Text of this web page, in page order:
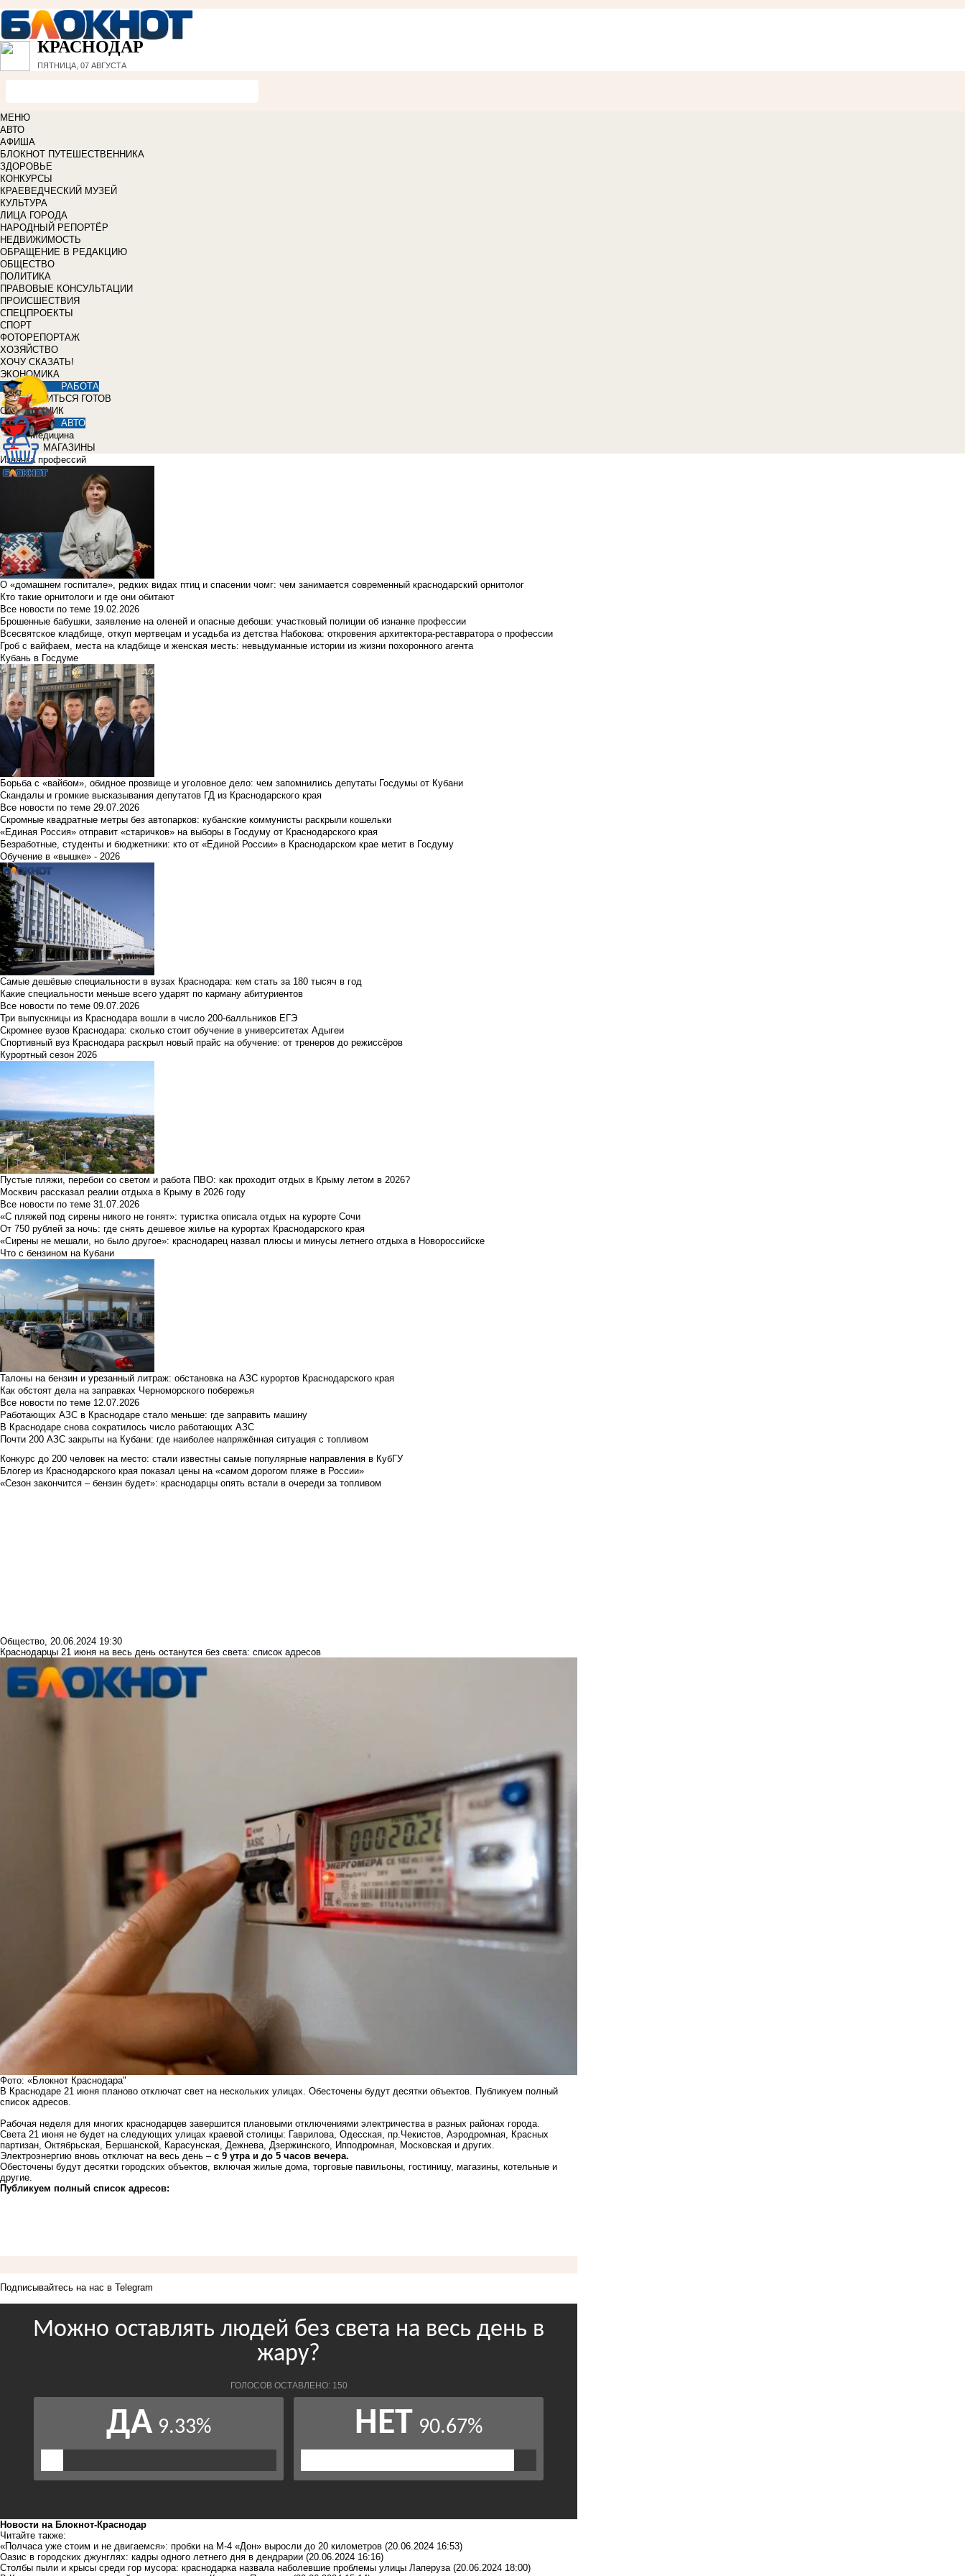
КРАСНОДАР
ПЯТНИЦА, 07 АВГУСТА
МЕНЮ
АВТО
АФИША
БЛОКНОТ ПУТЕШЕСТВЕННИКА
ЗДОРОВЬЕ
КОНКУРСЫ
КРАЕВЕДЧЕСКИЙ МУЗЕЙ
КУЛЬТУРА
ЛИЦА ГОРОДА
НАРОДНЫЙ РЕПОРТЁР
НЕДВИЖИМОСТЬ
ОБРАЩЕНИЕ В РЕДАКЦИЮ
ОБЩЕСТВО
ПОЛИТИКА
ПРАВОВЫЕ КОНСУЛЬТАЦИИ
ПРОИСШЕСТВИЯ
СПЕЦПРОЕКТЫ
СПОРТ
ФОТОРЕПОРТАЖ
ХОЗЯЙСТВО
ХОЧУ СКАЗАТЬ!
ЭКОНОМИКА
РАБОТА
УЧИТЬСЯ ГОТОВ
СПРАВОЧНИК
АВТО
Медицина
МАГАЗИНЫ
Изнанка профессий
О «домашнем госпитале», редких видах птиц и спасении чомг: чем занимается современный краснодарский орнитолог
Кто такие орнитологи и где они обитают
Все новости по теме 19.02.2026
Брошенные бабушки, заявление на оленей и опасные дебоши: участковый полиции об изнанке профессии
Всесвятское кладбище, откуп мертвецам и усадьба из детства Набокова: откровения архитектора-реставратора о профессии
Гроб с вайфаем, места на кладбище и женская месть: невыдуманные истории из жизни похоронного агента
Кубань в Госдуме
Борьба с «вайбом», обидное прозвище и уголовное дело: чем запомнились депутаты Госдумы от Кубани
Скандалы и громкие высказывания депутатов ГД из Краснодарского края
Все новости по теме 29.07.2026
Скромные квадратные метры без автопарков: кубанские коммунисты раскрыли кошельки
«Единая Россия» отправит «старичков» на выборы в Госдуму от Краснодарского края
Безработные, студенты и бюджетники: кто от «Единой России» в Краснодарском крае метит в Госдуму
Обучение в «вышке» - 2026
Самые дешёвые специальности в вузах Краснодара: кем стать за 180 тысяч в год
Какие специальности меньше всего ударят по карману абитуриентов
Все новости по теме 09.07.2026
Три выпускницы из Краснодара вошли в число 200-балльников ЕГЭ
Скромнее вузов Краснодара: сколько стоит обучение в университетах Адыгеи
Спортивный вуз Краснодара раскрыл новый прайс на обучение: от тренеров до режиссёров
Курортный сезон 2026
Пустые пляжи, перебои со светом и работа ПВО: как проходит отдых в Крыму летом в 2026?
Москвич рассказал реалии отдыха в Крыму в 2026 году
Все новости по теме 31.07.2026
«С пляжей под сирены никого не гонят»: туристка описала отдых на курорте Сочи
От 750 рублей за ночь: где снять дешевое жилье на курортах Краснодарского края
«Сирены не мешали, но было другое»: краснодарец назвал плюсы и минусы летнего отдыха в Новороссийске
Что с бензином на Кубани
Талоны на бензин и урезанный литраж: обстановка на АЗС курортов Краснодарского края
Как обстоят дела на заправках Черноморского побережья
Все новости по теме 12.07.2026
Работающих АЗС в Краснодаре стало меньше: где заправить машину
В Краснодаре снова сократилось число работающих АЗС
Почти 200 АЗС закрыты на Кубани: где наиболее напряжённая ситуация с топливом
Конкурс до 200 человек на место: стали известны самые популярные направления в КубГУ
Блогер из Краснодарского края показал цены на «самом дорогом пляже в России»
«Сезон закончится – бензин будет»: краснодарцы опять встали в очереди за топливом
Общество, 20.06.2024 19:30
Краснодарцы 21 июня на весь день останутся без света: список адресов
Фото: «Блокнот Краснодара"
В Краснодаре 21 июня планово отключат свет на нескольких улицах. Обесточены будут десятки объектов. Публикуем полный
список адресов.
Рабочая неделя для многих краснодарцев завершится плановыми отключениями электричества в разных районах города.
Света 21 июня не будет на следующих улицах краевой столицы: Гаврилова, Одесская, пр.Чекистов, Аэродромная, Красных
партизан, Октябрьская, Бершанской, Карасунская, Дежнева, Дзержинского, Ипподромная, Московская и других.
Электроэнергию вновь отключат на весь день – с 9 утра и до 5 часов вечера.
Обесточены будут десятки городских объектов, включая жилые дома, торговые павильоны, гостиницу, магазины, котельные и
другие.
Публикуем полный список адресов:
Подписывайтесь на нас в Telegram
Новости на Блoкнoт-Краснодар
Читайте также:
«Полчаса уже стоим и не двигаемся»: пробки на М-4 «Дон» выросли до 20 километров (20.06.2024 16:53)
Оазис в городских джунглях: кадры одного летнего дня в дендрарии (20.06.2024 16:16)
Столбы пыли и крысы среди гор мусора: краснодарка назвала наболевшие проблемы улицы Лаперуза (20.06.2024 18:00)